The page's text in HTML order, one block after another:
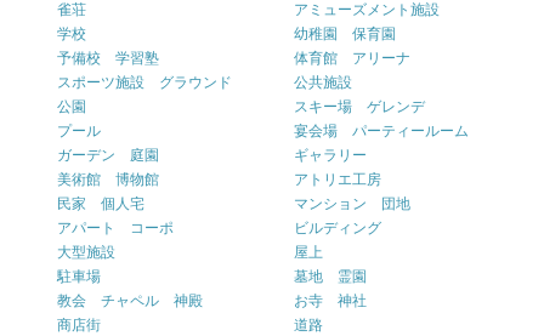
雀荘
アミューズメント施設
学校
幼稚園 保育園
予備校 学習塾
体育館 アリーナ
スポーツ施設 グラウンド
公共施設
公園
スキー場 ゲレンデ
プール
宴会場 パーティールーム
ガーデン 庭園
ギャラリー
美術館 博物館
アトリエ工房
民家 個人宅
マンション 団地
アパート コーポ
ビルディング
大型施設
屋上
駐車場
墓地 霊園
教会 チャペル 神殿
お寺 神社
商店街
道路